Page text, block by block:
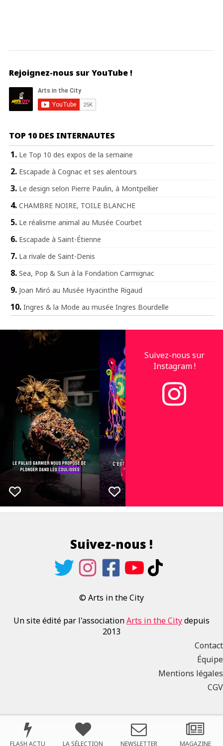
Rejoignez-nous sur YouTube !
TOP 10 DES INTERNAUTES
Le Top 10 des expos de la semaine
Escapade à Cognac et ses alentours
Le design selon Pierre Paulin, à Montpellier
CHAMBRE NOIRE, TOILE BLANCHE
Le réalisme animal au Musée Courbet
Escapade à Saint-Étienne
La rivale de Saint-Denis
Sea, Pop & Sun à la Fondation Carmignac
Joan Miró au Musée Hyacinthe Rigaud
Ingres & la Mode au musée Ingres Bourdelle
Suivez-nous sur
Instagram !
Suivez-nous !
© Arts in the City
Un site édité par l'associationArts in the Citydepuis
2013
Contact
Équipe
Mentions légales
CGV
FLASH ACTU LA SÉLECTION NEWSLETTER MAGAZINE